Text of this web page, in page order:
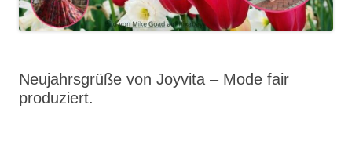
Neujahrsgrüße von Joyvita – Mode fair
produziert.
…………………………………………………………………………